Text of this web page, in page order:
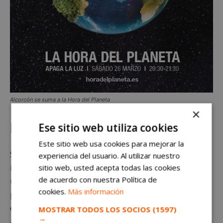
Alcorcón se suma a la Hora del Planeta
La iniciativa
Se espera que esta iniciativa sirva de revulsivo para el
impulso y la realización de acciones que fomenten el
uso de energías renovables. Todo ello intenta
promover laeficiencia energética
encaminado hacia un modelo sostenible, eficiente y
×
Ese sitio web utiliza cookies
Este sitio web usa cookies para mejorar la
experiencia del usuario. Al utilizar nuestro
sitio web, usted acepta todas las cookies
de acuerdo con nuestra Política de
cookies. Más información
MOSTRAR TODOS LOS SOCIOS (1597)
→